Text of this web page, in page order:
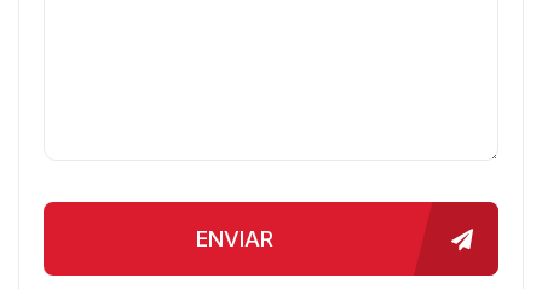
ENVIAR